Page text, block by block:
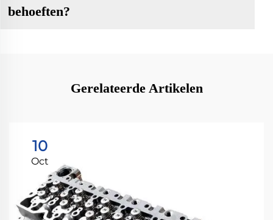
behoeften?
Gerelateerde Artikelen
10
Oct